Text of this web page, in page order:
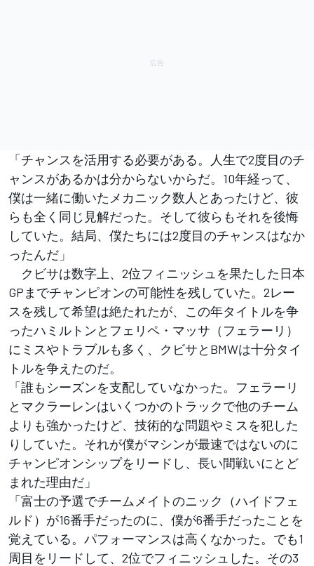
「チャンスを活用する必要がある。人生で2度目のチ
ャンスがあるかは分からないからだ。10年経って、
僕は一緒に働いたメカニック数人とあったけど、彼
らも全く同じ見解だった。そして彼らもそれを後悔
していた。結局、僕たちには2度目のチャンスはなか
ったんだ」
クビサは数字上、2位フィニッシュを果たした日本
GPまでチャンピオンの可能性を残していた。2レー
スを残して希望は絶たれたが、この年タイトルを争
ったハミルトンとフェリペ・マッサ（フェラーリ）
にミスやトラブルも多く、クビサとBMWは十分タイ
トルを争えたのだ。
「誰もシーズンを支配していなかった。フェラーリ
とマクラーレンはいくつかのトラックで他のチーム
よりも強かったけど、技術的な問題やミスを犯した
りしていた。それが僕がマシンが最速ではないのに
チャンピオンシップをリードし、長い間戦いにとど
まれた理由だ」
「富士の予選でチームメイトのニック（ハイドフェ
ルド）が16番手だったのに、僕が6番手だったことを
覚えている。パフォーマンスは高くなかった。でも1
周目をリードして、2位でフィニッシュした。その3